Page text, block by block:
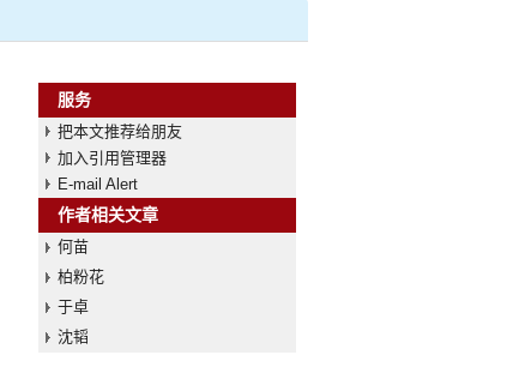
服务
把本文推荐给朋友
加入引用管理器
E-mail Alert
作者相关文章
何苗
柏粉花
于卓
沈韬